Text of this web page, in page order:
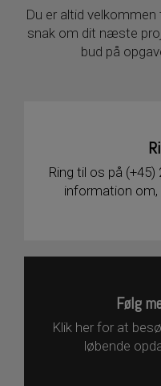
Du er altid
snak om dit næste
bud på
Ring til os på
information om,
Følg
Klik her for at
løbende